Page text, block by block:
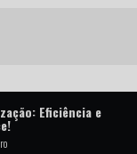
Eficiência e